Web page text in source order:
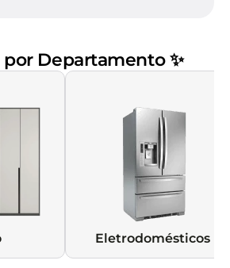
Departamento ✨
Eletrodomésticos